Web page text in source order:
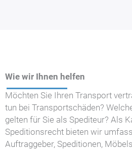
Wie wir Ihnen helfen
Möchten Sie Ihren Transport
tun bei Transportschäden?
gelten für Sie als Spediteur? Als
Speditionsrecht bieten wir
Auftraggeber, Speditionen,